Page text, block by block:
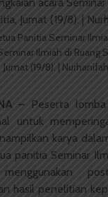
Panitia Seminar
Ilmiah di Ruang
Jumat (19/8). | Nurhanifah
– Peserta
untuk
karya
panitia Seminar
menggunakan
hasil penelitian